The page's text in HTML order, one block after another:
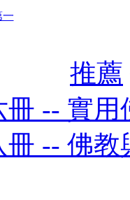
推薦
-- 實用
-- 佛教